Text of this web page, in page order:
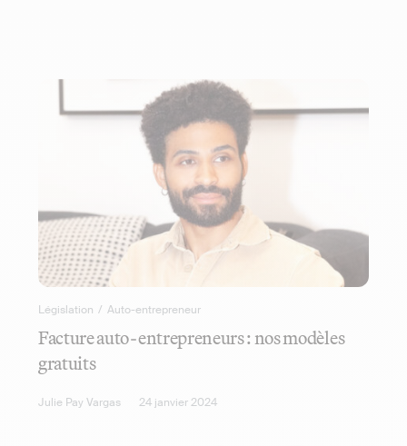
Législation / Auto-entrepreneur
Facture auto-entrepreneurs : nos modèles
gratuits
Julie Pay Vargas 24 janvier 2024